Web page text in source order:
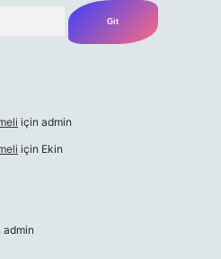
için admin
için Ekin
admin